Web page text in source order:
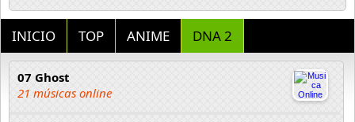
INICIO TOP ANIME DNA 2
07 Ghost
21 músicas online